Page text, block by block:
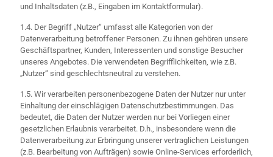
und Inhaltsdaten (z.B., Eingaben im Kontaktformular).
1.4. Der Begriff „Nutzer“ umfasst alle Kategorien von der
Datenverarbeitung betroffener Personen. Zu ihnen gehören unsere
Geschäftspartner, Kunden, Interessenten und sonstige Besucher
unseres Angebotes. Die verwendeten Begrifflichkeiten, wie z.B.
„Nutzer“ sind geschlechtsneutral zu verstehen.
1.5. Wir verarbeiten personenbezogene Daten der Nutzer nur unter
Einhaltung der einschlägigen Datenschutzbestimmungen. Das
bedeutet, die Daten der Nutzer werden nur bei Vorliegen einer
gesetzlichen Erlaubnis verarbeitet. D.h., insbesondere wenn die
Datenverarbeitung zur Erbringung unserer vertraglichen Leistungen
(z.B. Bearbeitung von Aufträgen) sowie Online-Services erforderlich,